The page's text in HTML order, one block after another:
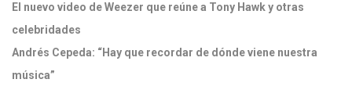
El nuevo video de Weezer que reúne a Tony Hawk y otras
celebridades
Andrés Cepeda: “Hay que recordar de dónde viene nuestra
música”